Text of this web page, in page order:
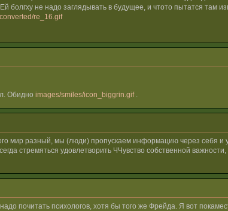
болгху не надо заглядывать в будущее, и чтото пытатся там
re_16.gif
Обидно images/smiles/icon_biggrin.gif.
мир разный, мы (люди) пропускаем информацию через себя и
стремяться удовлетворить ЧЧувство собственной
почитать психологов, хотя бы того же Фрейда. Я вот